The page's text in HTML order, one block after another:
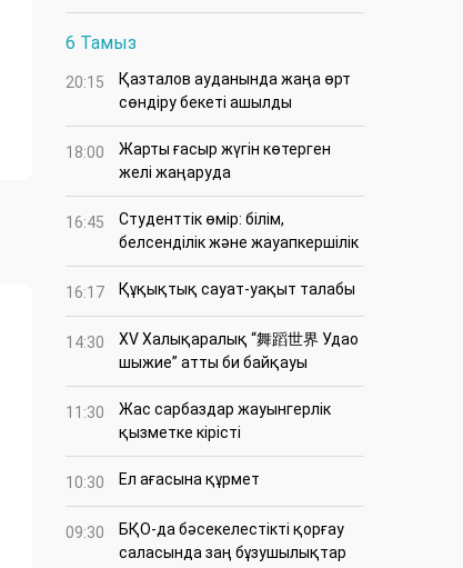
6 Тамыз
20:15
Қазталов ауданында жаңа өрт
сөндіру бекеті ашылды
18:00
Жарты ғасыр жүгін көтерген
желі жаңаруда
16:45
Студенттік өмір: білім,
белсенділік және жауапкершілік
16:17 Құқықтық сауат-уақыт талабы
14:30
XV Халықаралық “舞蹈世界 Удао
шыжие” атты би байқауы
11:30
Жас сарбаздар жауынгерлік
қызметке кірісті
10:30 Ел ағасына құрмет
09:30
БҚО-да бәсекелестікті қорғау
саласында заң бұзушылықтар